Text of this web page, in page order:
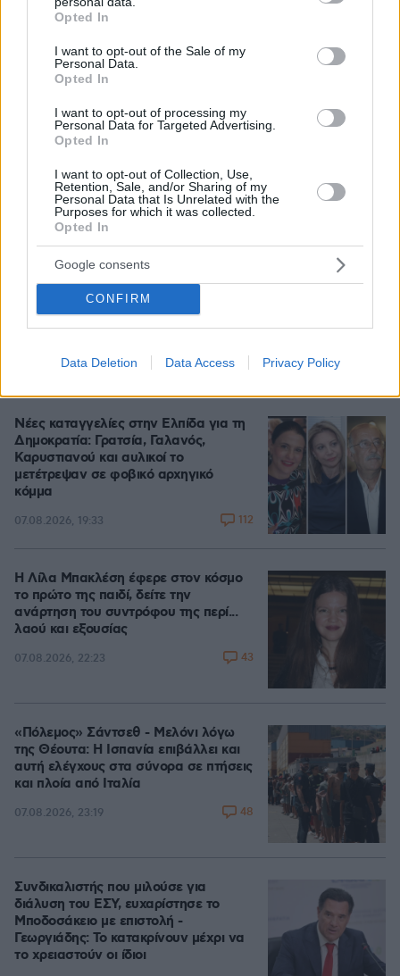
grant or deny consent to Google and its third-party tags to
use your data for below specified purposes in below Google
consent section.
Opted In
I want to opt-out of the Sale of my
Personal Data.
Opted In
I want to opt-out of processing my
Personal Data for Targeted Advertising.
Opted In
I want to opt-out of Collection, Use,
Retention, Sale, and/or Sharing of my
Personal Data that Is Unrelated with the
Purposes for which it was collected.
Opted In
Google consents
CONFIRM
Data Deletion Data Access Privacy Policy
Βάλθηκε να τρελάνει κόσμο ο Καντέρ: Ο Τούρκος
πρώην σέντερ του NBA δηλώνει ότι πληροί τα
κριτήρια... συμπερίληψης και δηλώνει υποψήφιος
να παίξει στο WNBA
Είδος υπό εξαφάνιση οι
υπερπολύτεκνοι στην Ελλάδα που
γερνάει: Τα... δύο ταψιά μεσημεριανό,
τα επιδόματα, η καθημερινότητά τους
07.08.2026, 15:59 580
Άλλος για data center; Επενδύσεις
€50 δισ. την ερχόμενη δεκαετία
07.08.2026, 20:16
Νέες καταγγελίες στην Ελπίδα για τη
Δημοκρατία: Γρατσία, Γαλανός,
Καρυστιανού και αυλικοί το
μετέτρεψαν σε φοβικό αρχηγικό
κόμμα
07.08.2026, 19:33 112
Η Λίλα Μπακλέση έφερε στον κόσμο
το πρώτο της παιδί, δείτε την
ανάρτηση του συντρόφου της περί...
λαού και εξουσίας
07.08.2026, 22:23 43
«Πόλεμος» Σάντσεθ - Μελόνι λόγω
της Θέουτα: Η Ισπανία επιβάλλει και
αυτή ελέγχους στα σύνορα σε πτήσεις
και πλοία από Ιταλία
07.08.2026, 23:19 48
Συνδικαλιστής που μιλούσε για
διάλυση του ΕΣΥ, ευχαρίστησε το
Μποδοσάκειο με επιστολή -
Γεωργιάδης: Το κατακρίνουν μέχρι να
το χρειαστούν οι ίδιοι